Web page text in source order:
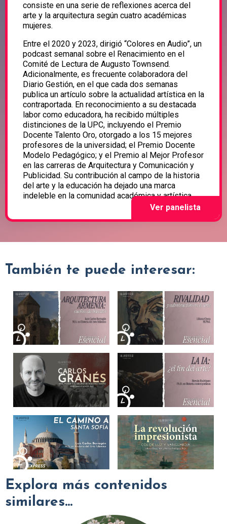
consiste en una serie de reflexiones acerca del
arte y la arquitectura según cuatro académicas
mujeres.
Entre el 2020 y 2023, dirigió “Colores en Audio”, un
podcast semanal sobre el Renacimiento en el
Comité de Lectura de Augusto Townsend.
Adicionalmente, es frecuente colaboradora del
Diario Gestión, en el que cada dos semanas
publica un artículo sobre la actualidad artística en la
contraportada. En reconocimiento a su destacada
labor como educadora, ha recibido múltiples
distinciones de la UPC, incluyendo el Premio
Docente Talento Oro, otorgado a los 15 mejores
profesores de la universidad; el Premio Docente
Modelo Pedagógico; y el Premio al Mejor Profesor
en las carreras de Arquitectura y Comunicación y
Publicidad. Su contribución al campo de la historia
del arte y la educación ha dejado una marca
indeleble en la comunidad académica y artística.
También te puede interesar:
Explora más contenidos
similares...